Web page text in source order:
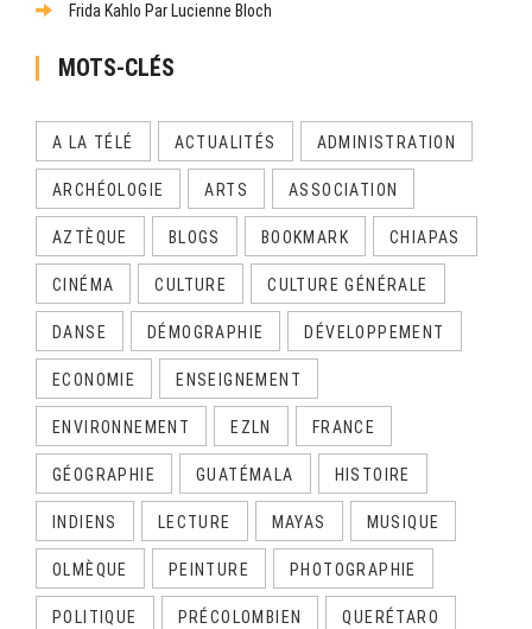
Frida Kahlo Par Lucienne Bloch
MOTS-CLÉS
A LA TÉLÉ ACTUALITÉS ADMINISTRATION
ARCHÉOLOGIE ARTS ASSOCIATION
AZTÈQUE BLOGS BOOKMARK CHIAPAS
CINÉMA CULTURE CULTURE GÉNÉRALE
DANSE DÉMOGRAPHIE DÉVELOPPEMENT
ECONOMIE ENSEIGNEMENT
ENVIRONNEMENT EZLN FRANCE
GÉOGRAPHIE GUATÉMALA HISTOIRE
INDIENS LECTURE MAYAS MUSIQUE
OLMÈQUE PEINTURE PHOTOGRAPHIE
POLITIQUE PRÉCOLOMBIEN QUERÉTARO